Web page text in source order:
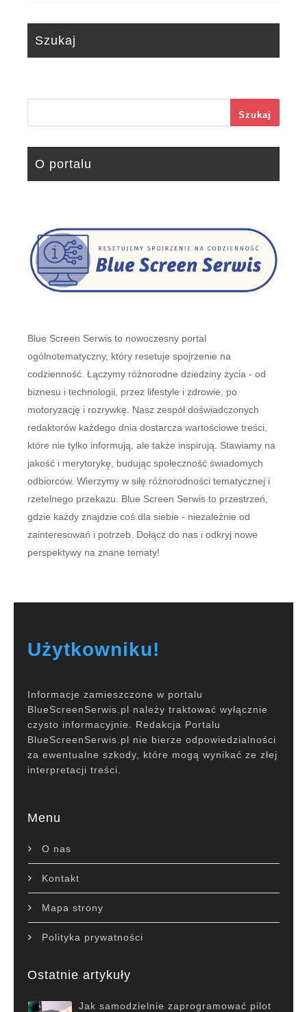
Szukaj
Szukaj
O portalu
Blue Screen Serwis to nowoczesny portal
ogólnotematyczny, który resetuje spojrzenie na
codzienność. Łączymy różnorodne dziedziny życia - od
biznesu i technologii, przez lifestyle i zdrowie, po
motoryzację i rozrywkę. Nasz zespół doświadczonych
redaktorów każdego dnia dostarcza wartościowe treści,
które nie tylko informują, ale także inspirują. Stawiamy na
jakość i merytorykę, budując społeczność świadomych
odbiorców. Wierzymy w siłę różnorodności tematycznej i
rzetelnego przekazu. Blue Screen Serwis to przestrzeń,
gdzie każdy znajdzie coś dla siebie - niezależnie od
zainteresowań i potrzeb. Dołącz do nas i odkryj nowe
perspektywy na znane tematy!
Użytkowniku!
Informacje zamieszczone w portalu
BlueScreenSerwis.pl należy traktować wyłącznie
czysto informacyjnie. Redakcja Portalu
BlueScreenSerwis.pl nie bierze odpowiedzialności
za ewentualne szkody, które mogą wynikać ze złej
interpretacji treści.
Menu
O nas
Kontakt
Mapa strony
Polityka prywatności
Ostatnie artykuły
Jak samodzielnie zaprogramować pilot